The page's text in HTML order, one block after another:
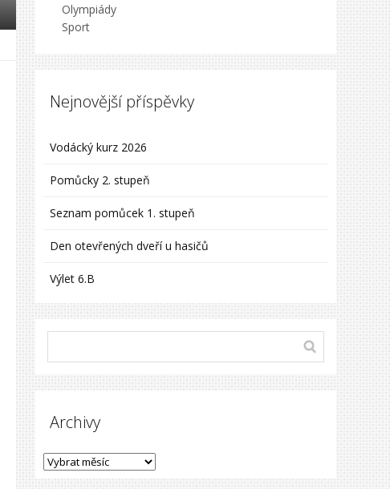
Olympiády
Sport
Nejnovější příspěvky
Vodácký kurz 2026
Pomůcky 2. stupeň
Seznam pomůcek 1. stupeň
Den otevřených dveří u hasičů
Výlet 6.B
Archivy